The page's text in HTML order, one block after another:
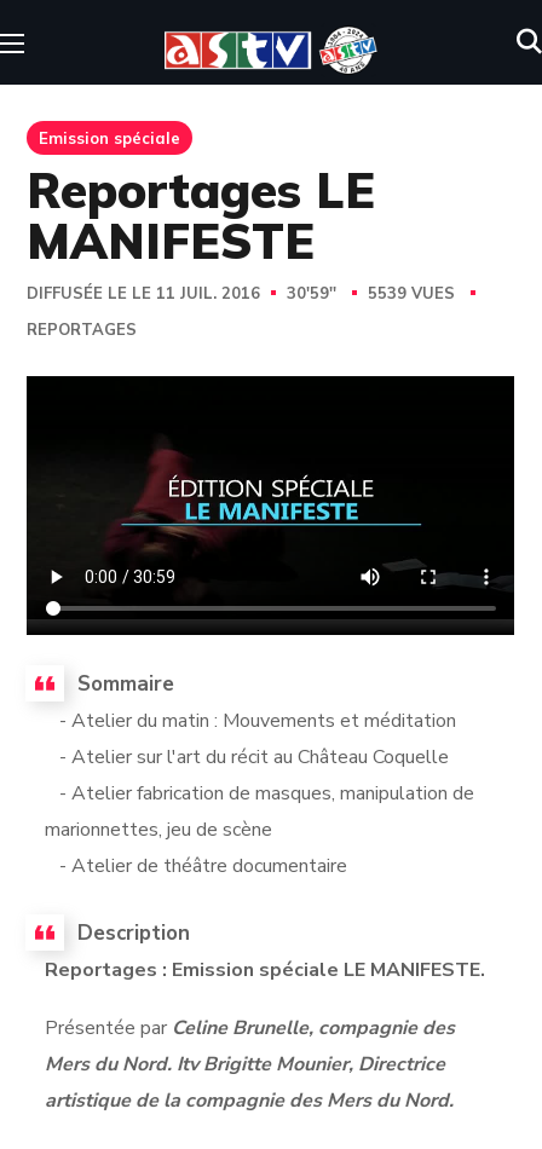
Emission spéciale
Reportages LE
MANIFESTE
DIFFUSÉE LE LE 11 JUIL. 2016 30'59''
5539 VUES
REPORTAGES
Sommaire
- Atelier du matin : Mouvements et méditation
- Atelier sur l'art du récit au Château Coquelle
- Atelier fabrication de masques, manipulation de
marionnettes, jeu de scène
- Atelier de théâtre documentaire
Description
Reportages : Emission spéciale LE MANIFESTE.
Présentée par Celine Brunelle, compagnie des
Mers du Nord. Itv Brigitte Mounier, Directrice
artistique de la compagnie des Mers du Nord.